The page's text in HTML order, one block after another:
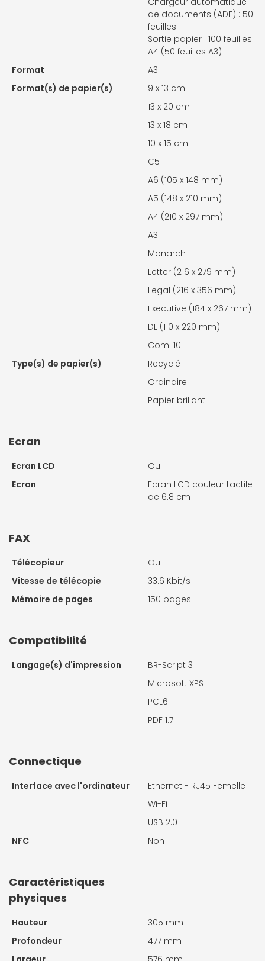
de documents (ADF) : 50
feuilles
Sortie papier : 100 feuilles
A4 (50 feuilles A3)
Format
A3
Format(s) de papier(s)
9 x 13 cm
13 x 20 cm
13 x 18 cm
10 x 15 cm
C5
A6 (105 x 148 mm)
A5 (148 x 210 mm)
A4 (210 x 297 mm)
A3
Monarch
Letter (216 x 279 mm)
Legal (216 x 356 mm)
Executive (184 x 267 mm)
DL (110 x 220 mm)
Com-10
Type(s) de papier(s)
Recyclé
Ordinaire
Papier brillant
Ecran
Ecran LCD
Oui
Ecran
Ecran LCD couleur tactile
de 6.8 cm
FAX
Télécopieur
Oui
Vitesse de télécopie
33.6 Kbit/s
Mémoire de pages
150 pages
Compatibilité
Langage(s) d'impression
BR-Script 3
Microsoft XPS
PCL6
PDF 1.7
Connectique
Interface avec l'ordinateur
Ethernet - RJ45 Femelle
Wi-Fi
USB 2.0
NFC
Non
Caractéristiques
physiques
Hauteur
305 mm
Profondeur
477 mm